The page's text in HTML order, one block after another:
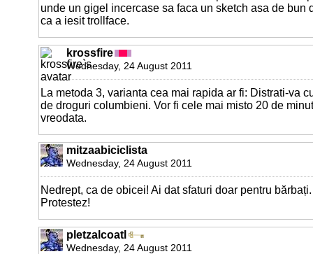
unde un gigel incercase sa faca un sketch asa de bun
ca a iesit trollface.
krossfire
Wednesday, 24 August 2011
La metoda 3, varianta cea mai rapida ar fi: Distrati-va
de droguri columbieni. Vor fi cele mai misto 20 de
vreodata.
mitzaabiciclista
Wednesday, 24 August 2011
Nedrept, ca de obicei! Ai dat sfaturi doar pentru
Protestez!
pletzalcoatl
Wednesday, 24 August 2011